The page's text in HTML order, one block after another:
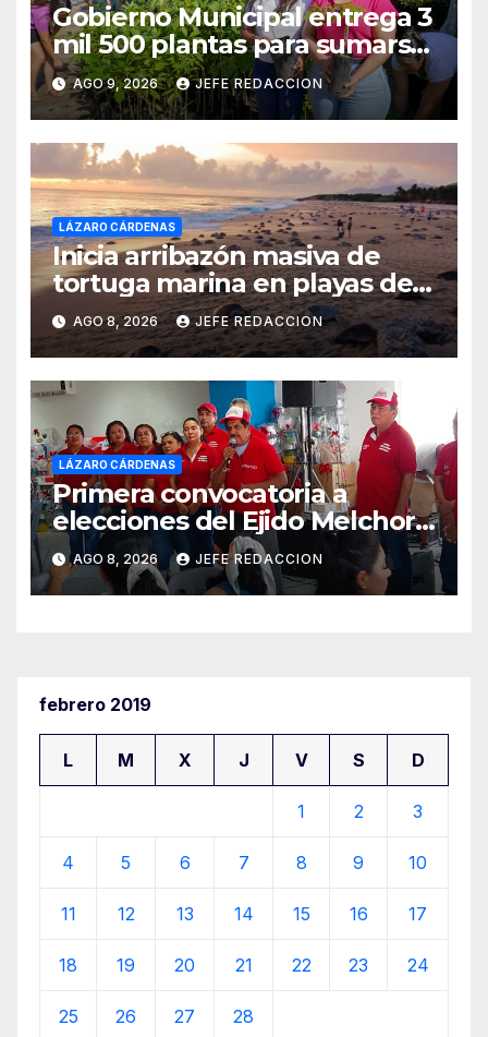
Gobierno Municipal entrega 3
mil 500 plantas para sumarse
a la Jornada Nacional de
Reforestación
AGO 9, 2026 JEFE REDACCION
LÁZARO CÁRDENAS
Inicia arribazón masiva de
tortuga marina en playas de
Michoacán
AGO 8, 2026 JEFE REDACCION
LÁZARO CÁRDENAS
Primera convocatoria a
elecciones del Ejido Melchor
Ocampo en Lázaro Cárdenas
el domingo
AGO 8, 2026 JEFE REDACCION
febrero 2019
L M X J V S D
1 2 3
4 5 6 7 8 9 10
11 12 13 14 15 16 17
18 19 20 21 22 23 24
25 26 27 28